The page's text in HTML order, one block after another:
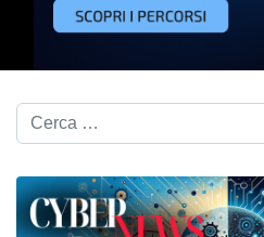
Cerca nel blog...